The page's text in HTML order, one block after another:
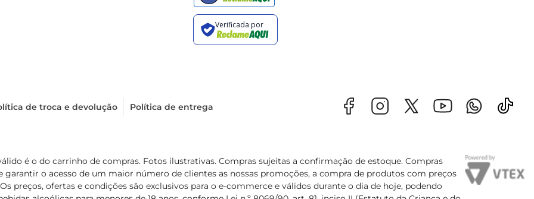
de troca e devolução Política de entrega
é o do carrinho de compras. Fotos ilustrativas. Compras sujeitas a confirmação de estoque. Compras
garantir o acesso de um maior número de clientes as nossas promoções, a compra de produtos com preços
preços, ofertas e condições são exclusivos para o e-commerce e válidos durante o dia de hoje, podendo